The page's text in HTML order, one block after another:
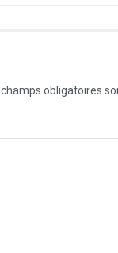
champs obligatoires